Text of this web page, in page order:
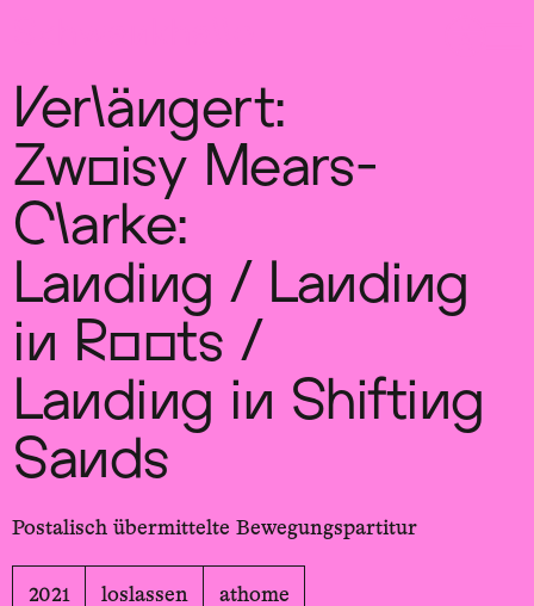
Verlängert:
Zwoisy Mears-
Clarke:
Landing / Landing
in Roots /
Landing in Shifting
Sands
Postalisch übermittelte Bewegungspartitur
2021 loslassen athome